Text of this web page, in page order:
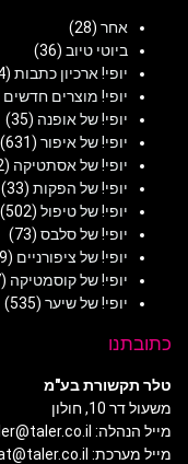
אחר (28)
ביוטי טיוב (36)
יופי! ארכיון כתבות (954)
יופי! מוצרים חדשים
יופי! של אופנה (35)
יופי! של איפור (631)
יופי! של אסתטיקה (502)
יופי! של הפקות (33)
יופי! של טיפול (502)
יופי! של סלבס (73)
יופי! של ציפורניים (259)
יופי! של קוסמטיקה (547)
יופי! של שיער (535)
כתובתנו
טלר תקשורת בע"מ
משעול דר 10, חולון
מייל הנהלה: taler@taler.co.il
מייל מערכת: anat@taler.co.il